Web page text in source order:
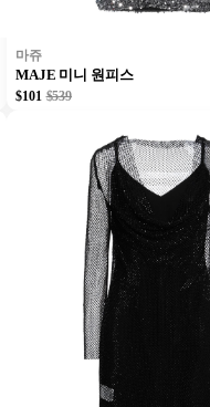
마쥬
MAJE 미니 원피스
$101 $539